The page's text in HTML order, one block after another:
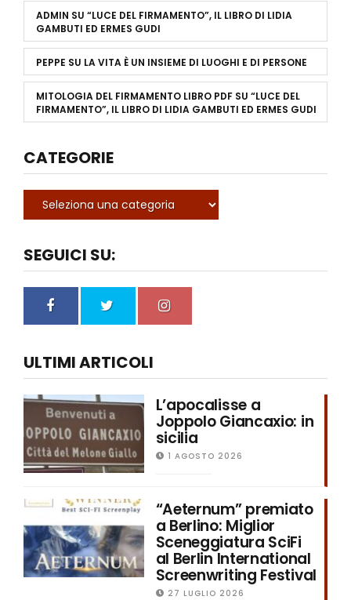
ADMIN SU “LUCE DEL FIRMAMENTO”, IL LIBRO DI LIDIA
GAMBUTI ED ERMES GUDI
PEPPE SU LA VITA È UN INSIEME DI LUOGHI E DI PERSONE
MITOLOGIA DEL FIRMAMENTO LIBRO PDF SU “LUCE DEL
FIRMAMENTO”, IL LIBRO DI LIDIA GAMBUTI ED ERMES GUDI
CATEGORIE
SEGUICI SU:
ULTIMI ARTICOLI
L’apocalisse a
Joppolo Giancaxio: in
sicilia
1 AGOSTO 2026
“Aeternum” premiato
a Berlino: Miglior
Sceneggiatura SciFi
al Berlin International
Screenwriting Festival
27 LUGLIO 2026